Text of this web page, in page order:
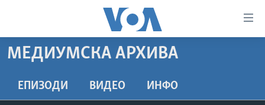
пристапност
ДОМА
РУБРИКИ
МЕДИУМСКА АРХИВА
ЕПИЗОДИ ВИДЕО ИНФО